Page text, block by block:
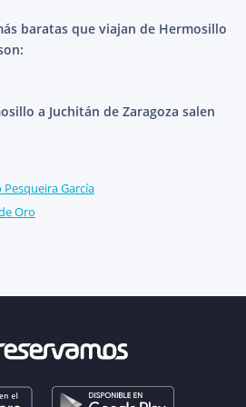
baratas que viajan de Hermosillo
a Juchitán de Zaragoza salen
García
Oro